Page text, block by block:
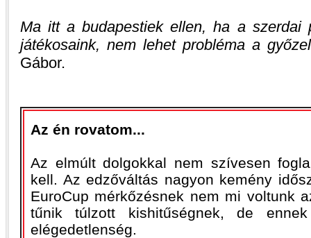
Ma itt a budapestiek ellen, ha a szerdai
játékosaink, nem lehet probléma a
Gábor.
Az én rovatom...
Az elmúlt dolgokkal nem szívesen
kell. Az edzőváltás nagyon kemény
EuroCup mérkőzésnek nem mi voltunk
tűnik túlzott kishitűségnek, de
elégedetlenség.